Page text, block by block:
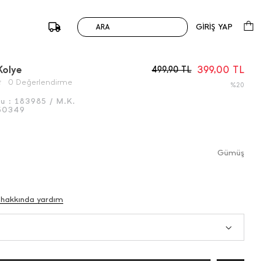
ARA GİRİŞ YAP
0 Değerlendirme
: 183985 / M.K.
499,90TL 399,00 TL
%20
Gümüş
yardım